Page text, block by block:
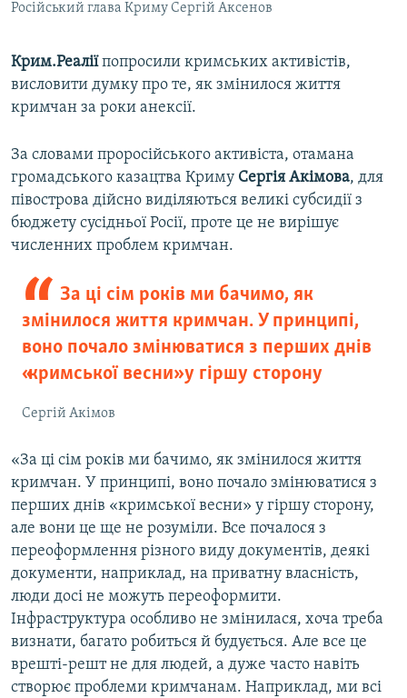
Російський глава Криму Сергій Аксенов
Крим.Реаліїпопросили кримських активістів,
висловити думку про те, як змінилося життя
кримчан за роки анексії.
За словами проросійського активіста, отамана
громадського казацтва Криму Сергія Акімова, для
півострова дійсно виділяються великі субсидії з
бюджету сусідньої Росії, проте це не вирішує
численних проблем кримчан.
За ці сім років ми бачимо, як
змінилося життя кримчан. У принципі,
воно почало змінюватися з перших днів
«кримської весни» у гіршу сторону
Сергій Акімов
«За ці сім років ми бачимо, як змінилося життя
кримчан. У принципі, воно почало змінюватися з
перших днів «кримської весни» у гіршу сторону,
але вони це ще не розуміли. Все почалося з
переоформлення різного виду документів, деякі
документи, наприклад, на приватну власність,
люди досі не можуть переоформити.
Інфраструктура особливо не змінилася, хоча треба
визнати, багато робиться й будується. Але все це
врешті-решт не для людей, а дуже часто навіть
створює проблеми кримчанам. Наприклад, ми всі